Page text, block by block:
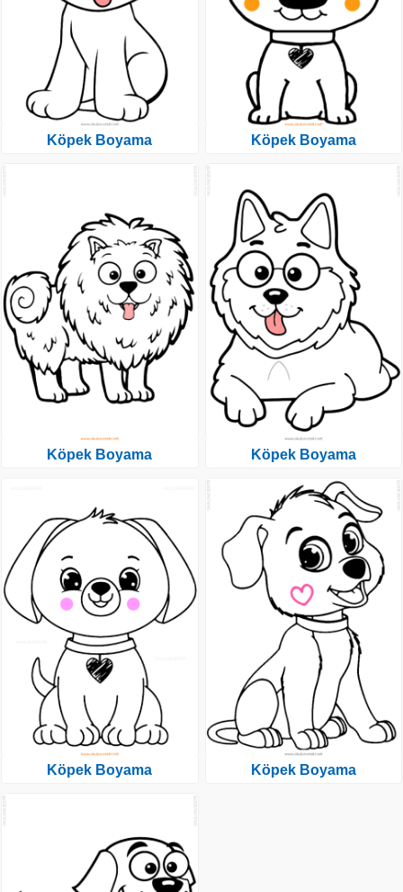
Köpek Boyama
Köpek Boyama
Köpek Boyama
Köpek Boyama
Köpek Boyama
Köpek Boyama